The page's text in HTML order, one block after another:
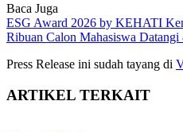
Baca Juga
ESG Award 2026 by KEHATI
Ribuan Calon Mahasiswa
Press Release ini sudah tayang di
ARTIKEL TERKAIT